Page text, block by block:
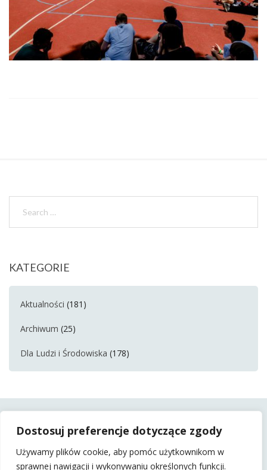
Dostosuj preferencje dotyczące zgody
Używamy plików cookie, aby pomóc użytkownikom w
sprawnej nawigacji i wykonywaniu określonych funkcji.
KATEGORIE
Aktualności (181)
Archiwum (25)
Dla Ludzi i Środowiska (178)